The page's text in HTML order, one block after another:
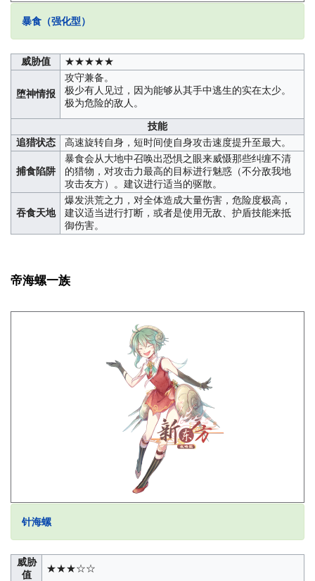
暴食（强化型）
威胁值 ★★★★★
堕神情报
攻守兼备。
极少有人见过，因为能够从其手中逃生的实在太少。
极为危险的敌人。
技能
追猎状态
高速旋转自身，短时间使自身攻击速度提升至最大。
捕食陷阱
暴食会从大地中召唤出恐惧之眼来威慑那些纠缠不清
的猎物，对攻击力最高的目标进行魅惑（不分敌我地
攻击友方）。建议进行适当的驱散。
吞食天地
爆发洪荒之力，对全体造成大量伤害，危险度极高，
建议适当进行打断，或者是使用无敌、护盾技能来抵
御伤害。
帝海螺一族
针海螺
威胁
值
★★★☆☆